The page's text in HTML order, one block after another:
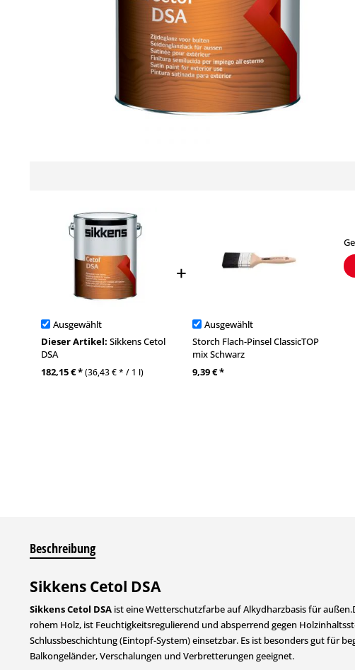
Ausgewählt
Dieser Artikel: Sikkens Cetol
DSA
182,15 € *(36,43 € * / 1 l)
Ausgewählt
Storch Flach-Pinsel ClassicTOP
mix Schwarz
9,39 € *
Beschreibung
Sikkens Cetol DSA
Sikkens Cetol DSA ist eine Wetterschutzfarbe auf Alkydharzbasis für
rohem Holz, ist Feuchtigkeitsregulierend und absperrend gegen
Schlussbeschichtung (Eintopf-System) einsetzbar. Es ist besonders gut für
Balkongeländer, Verschalungen und Verbretterungen geeignet.